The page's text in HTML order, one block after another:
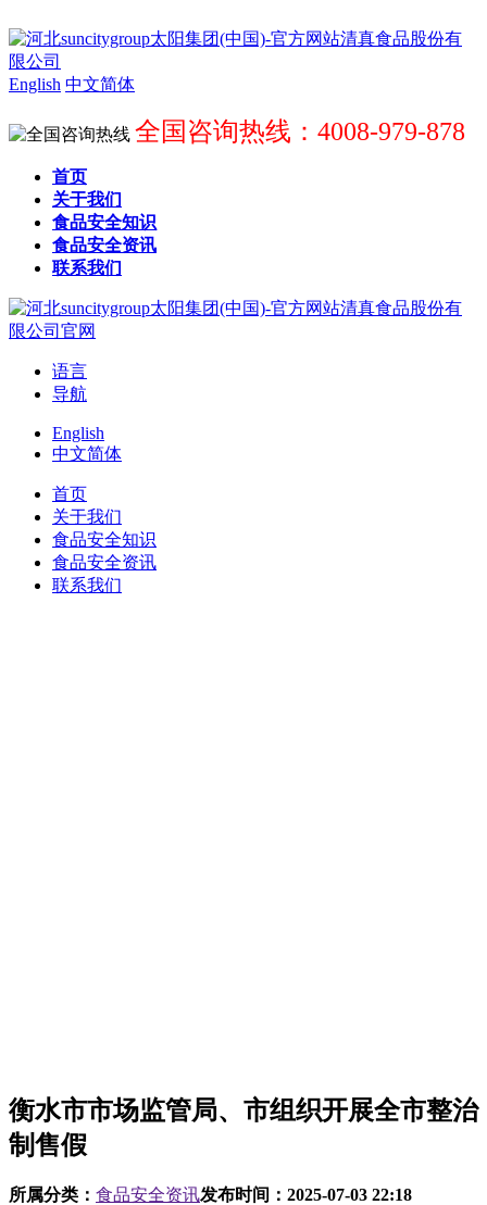
English 中文简体
全国咨询热线：4008-979-878
首页
关于我们
食品安全知识
食品安全资讯
联系我们
语言
导航
English
中文简体
首页
关于我们
食品安全知识
食品安全资讯
联系我们
衡水市市场监管局、市组织开展全市整治
制售假
所属分类： 食品安全资讯发布时间： 2025-07-03 22:18